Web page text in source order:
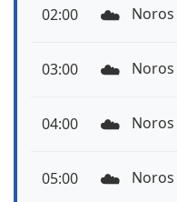
02:00 ☁️ Noros
03:00 ☁️ Noros
04:00 ☁️ Noros
05:00 ☁️ Noros